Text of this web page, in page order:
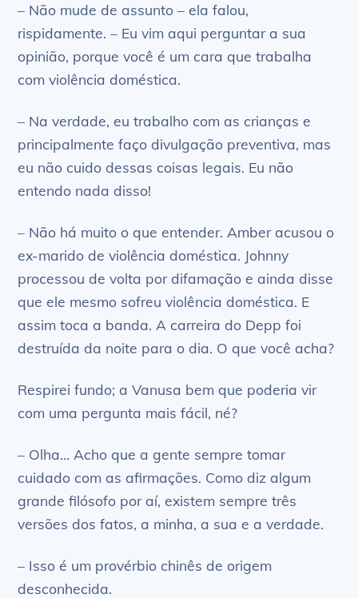
– Não mude de assunto – ela falou,
rispidamente. – Eu vim aqui perguntar a sua
opinião, porque você é um cara que trabalha
com violência doméstica.
– Na verdade, eu trabalho com as crianças e
principalmente faço divulgação preventiva, mas
eu não cuido dessas coisas legais. Eu não
entendo nada disso!
– Não há muito o que entender. Amber acusou o
ex-marido de violência doméstica. Johnny
processou de volta por difamação e ainda disse
que ele mesmo sofreu violência doméstica. E
assim toca a banda. A carreira do Depp foi
destruída da noite para o dia. O que você acha?
Respirei fundo; a Vanusa bem que poderia vir
com uma pergunta mais fácil, né?
– Olha… Acho que a gente sempre tomar
cuidado com as afirmações. Como diz algum
grande filósofo por aí, existem sempre três
versões dos fatos, a minha, a sua e a verdade.
– Isso é um provérbio chinês de origem
desconhecida.